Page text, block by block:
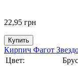
22,95 грн
Купить
Кирпич Фагот
Цвет: